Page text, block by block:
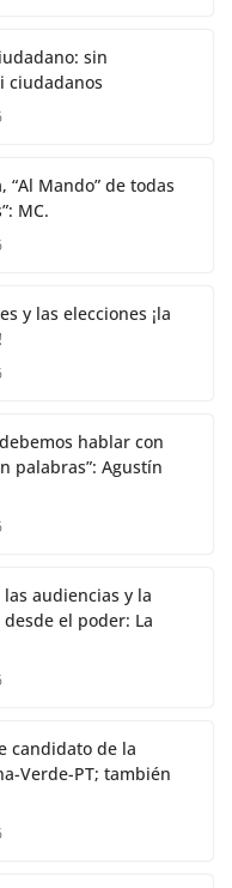
sin
ciudadanos
“Al Mando” de todas
MC.
y las elecciones ¡la
hablar con
palabras”: Agustín
audiencias y la
el poder: La
candidato de la
Verde-PT; también